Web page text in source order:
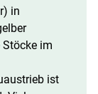
in
im
ist